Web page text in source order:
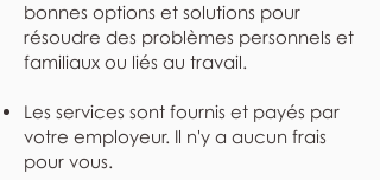
bonnes options et solutions pour
résoudre des problèmes personnels et
familiaux ou liés au travail.
Les services sont fournis et payés par
votre employeur. Il n'y a aucun frais
pour vous.